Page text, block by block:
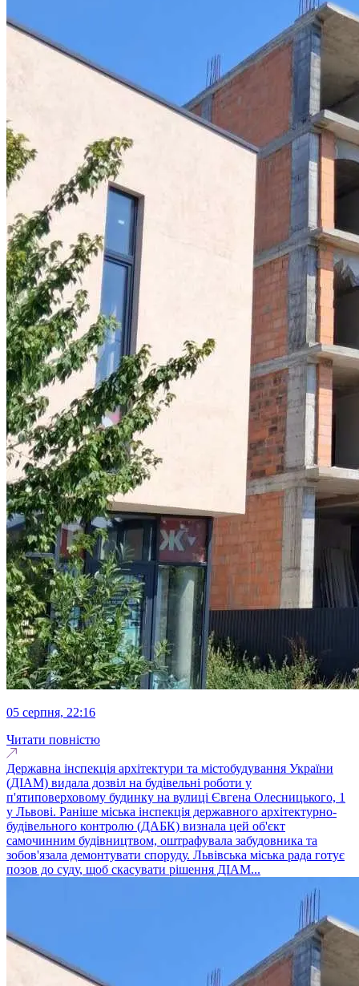
05 серпня, 22:16
Читати повністю
Державна інспекція архітектури та містобудування України
(ДІАМ) видала дозвіл на будівельні роботи у
п'ятиповерховому будинку на вулиці Євгена Олесницького, 1
у Львові. Раніше міська інспекція державного архітектурно-
будівельного контролю (ДАБК) визнала цей об'єкт
самочинним будівництвом, оштрафувала забудовника та
зобов'язала демонтувати споруду. Львівська міська рада готує
позов до суду, щоб скасувати рішення ДІАМ...